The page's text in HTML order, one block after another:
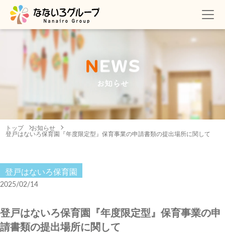
NEWS
お知らせ
トップ お知らせ
登戸はないろ保育園『年度限定型』保育事業の申請書類の提出場所に関して
登戸はないろ保育園
2025/02/14
登戸はないろ保育園『年度限定型』保育事業の申
請書類の提出場所に関して